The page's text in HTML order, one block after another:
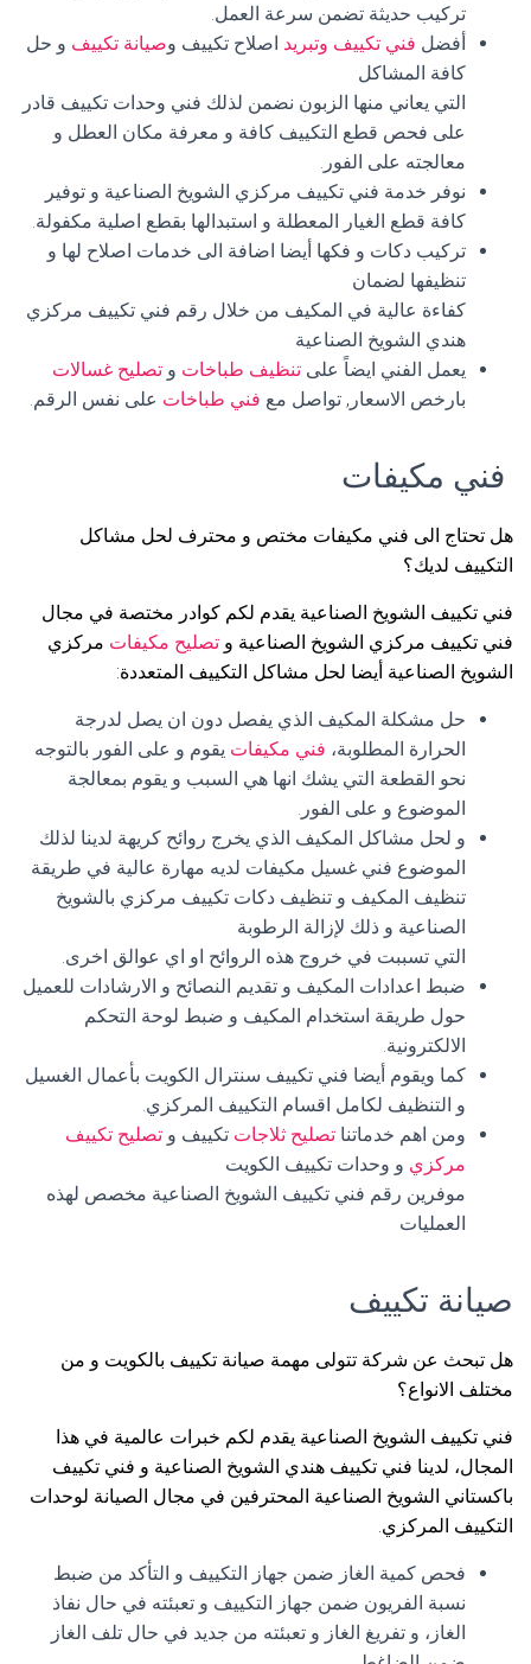
تركيب حديثة تضمن سرعة العمل.
أفضل فني تكييف وتبريد اصلاح تكييف وصيانة تكييف و حل
كافة المشاكل
التي يعاني منها الزبون نضمن لذلك فني وحدات تكييف قادر
على فحص قطع التكييف كافة و معرفة مكان العطل و
معالجته على الفور.
نوفر خدمة فني تكييف مركزي الشويخ الصناعية و توفير
كافة قطع الغيار المعطلة و استبدالها بقطع اصلية مكفولة.
تركيب دكات و فكها أيضا اضافة الى خدمات اصلاح لها و
تنظيفها لضمان
كفاءة عالية في المكيف من خلال رقم فني تكييف مركزي
هندي الشويخ الصناعية
يعمل الفني ايضاً على تنظيف طباخات و تصليح غسالات
بارخص الاسعار, تواصل مع فني طباخات على نفس الرقم.
فني مكيفات
هل تحتاج الى فني مكيفات مختص و محترف لحل مشاكل
التكييف لديك؟
فني تكييف الشويخ الصناعية يقدم لكم كوادر مختصة في مجال
فني تكييف مركزي الشويخ الصناعية و تصليح مكيفات مركزي
الشويخ الصناعية أيضا لحل مشاكل التكييف المتعددة:
حل مشكلة المكيف الذي يفصل دون ان يصل لدرجة
الحرارة المطلوبة، فني مكيفات يقوم و على الفور بالتوجه
نحو القطعة التي يشك انها هي السبب و يقوم بمعالجة
الموضوع و على الفور.
و لحل مشاكل المكيف الذي يخرج روائح كريهة لدينا لذلك
الموضوع فني غسيل مكيفات لديه مهارة عالية في طريقة
تنظيف المكيف و تنظيف دكات تكييف مركزي بالشويخ
الصناعية و ذلك لإزالة الرطوبة
التي تسببت في خروج هذه الروائح او اي عوالق اخرى.
ضبط اعدادات المكيف و تقديم النصائح و الارشادات للعميل
حول طريقة استخدام المكيف و ضبط لوحة التحكم
الالكترونية.
كما ويقوم أيضا فني تكييف سنترال الكويت بأعمال الغسيل
و التنظيف لكامل اقسام التكييف المركزي.
ومن اهم خدماتنا تصليح ثلاجات تكييف و تصليح تكييف
مركزي و وحدات تكييف الكويت
موفرين رقم فني تكييف الشويخ الصناعية مخصص لهذه
العمليات
صيانة تكييف
هل تبحث عن شركة تتولى مهمة صيانة تكييف بالكويت و من
مختلف الانواع؟
فني تكييف الشويخ الصناعية يقدم لكم خبرات عالمية في هذا
المجال، لدينا فني تكييف هندي الشويخ الصناعية و فني تكييف
باكستاني الشويخ الصناعية المحترفين في مجال الصيانة لوحدات
التكييف المركزي.
فحص كمية الغاز ضمن جهاز التكييف و التأكد من ضبط
نسبة الفريون ضمن جهاز التكييف و تعبئته في حال نفاذ
الغاز، و تفريغ الغاز و تعبئته من جديد في حال تلف الغاز